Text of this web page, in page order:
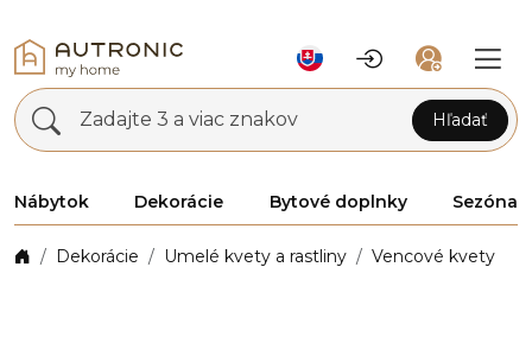
Zadajte 3 a viac znakov Hľadať
Nábytok Dekorácie Bytové doplnky Sezóna
Dekorácie Umelé kvety a rastliny Vencové kvety